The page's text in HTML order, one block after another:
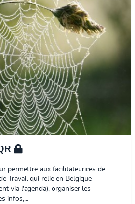
permettre aux facilitateurices de
Travail qui relie en Belgique
via l'agenda), organiser les
infos,...